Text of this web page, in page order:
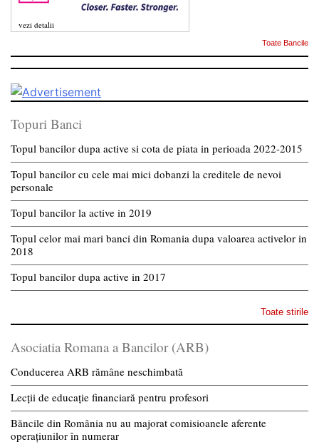
vezi detalii
Toate Bancile
Topuri Banci
Topul bancilor dupa active si cota de piata in perioada 2022-2015
Topul bancilor cu cele mai mici dobanzi la creditele de nevoi
personale
Topul bancilor la active in 2019
Topul celor mai mari banci din Romania dupa valoarea activelor in
2018
Topul bancilor dupa active in 2017
Toate stirile
Asociatia Romana a Bancilor (ARB)
Conducerea ARB rămâne neschimbată
Lecții de educație financiară pentru profesori
Băncile din România nu au majorat comisioanele aferente
operațiunilor în numerar